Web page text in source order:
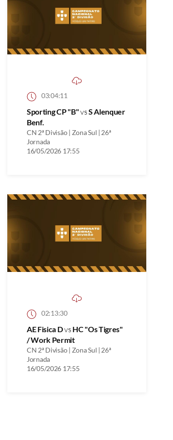
03:04:11
Sporting CP "B"vsS Alenquer
Benf.
CN 2ª Divisão | Zona Sul | 26ª
Jornada
16/05/2026 17:55
02:13:30
AE Fisica Dvs HC "Os Tigres"
/ Work Permit
CN 2ª Divisão | Zona Sul | 26ª
Jornada
16/05/2026 17:55